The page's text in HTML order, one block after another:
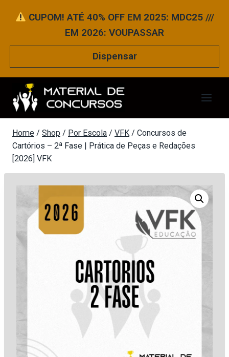
para
CUPOM! ATÉ 40% OFF EM 2025: MDC25 ///
EM 2026: VOUPASSAR
Dispensar
Home / Shop / Por Escola / VFK / Concursos de
Cartórios – 2ª Fase | Prática de Peças e Redações
[2026] VFK